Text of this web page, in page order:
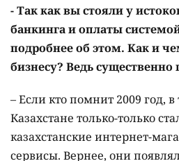
- Так как вы стояли у
банкинга и оплаты
подробнее об этом. Как и
бизнесу? Ведь
– Если кто помнит 2009 год,
Казахстане только-только
казахстанские интернет-
сервисы. Вернее, они